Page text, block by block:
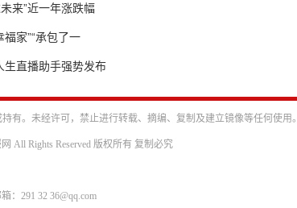
来”近一年涨跌幅
家”“承包了一
生直播助手强势发布
。未经许可，禁止进行转载、摘编、复制及建立镜像等任何使用。
All Rights Reserved 版权所有 复制必究
291 32 36@qq.com